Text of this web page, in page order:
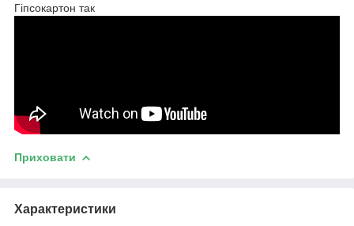
Гіпсокартон так
Приховати
Характеристики